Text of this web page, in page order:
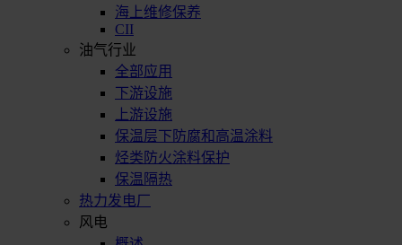
海上维修保养
CII
油气行业
全部应用
下游设施
上游设施
保温层下防腐和高温涂料
烃类防火涂料保护
保温隔热
热力发电厂
风电